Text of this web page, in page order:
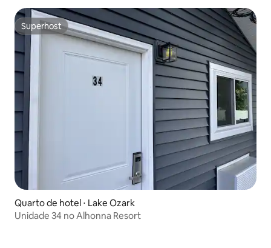
Superhost
Superhost
Quarto de hotel ⋅ Lake Ozark
Unidade 34 no Alhonna Resort